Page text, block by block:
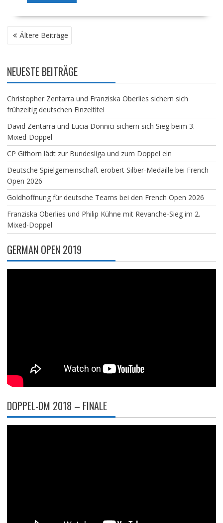
BEITRAGSNAVIGATION
Ältere Beiträge
NEUESTE BEITRÄGE
Christopher Zentarra und Franziska Oberlies sichern sich
frühzeitig deutschen Einzeltitel
David Zentarra und Lucia Donnici sichern sich Sieg beim 3.
Mixed-Doppel
CP Gifhorn lädt zur Bundesliga und zum Doppel ein
Deutsche Spielgemeinschaft erobert Silber-Medaille bei French
Open 2026
Goldhoffnung für deutsche Teams bei den French Open 2026
Franziska Oberlies und Philip Kühne mit Revanche-Sieg im 2.
Mixed-Doppel
GERMAN OPEN 2019
DOPPEL-DM 2018 – FINALE